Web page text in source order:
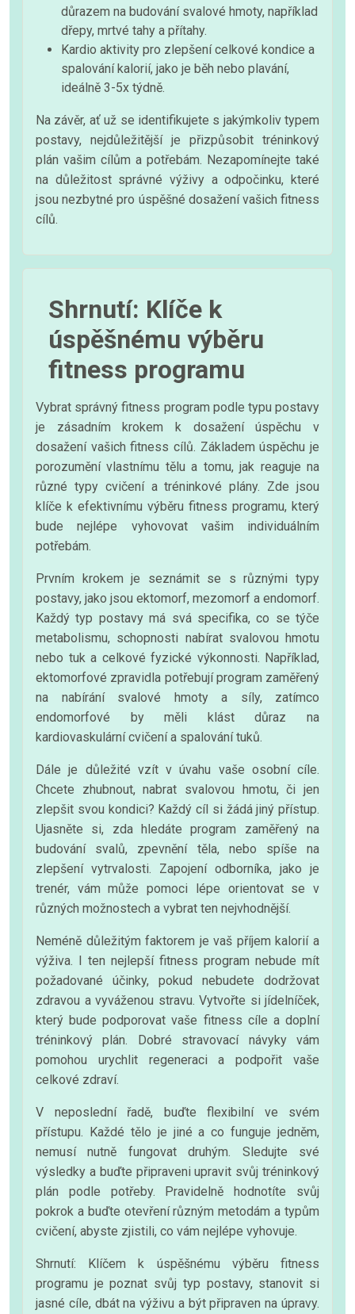
důrazem na budování svalové hmoty, například
dřepy, mrtvé tahy a přítahy.
Kardio aktivity pro zlepšení celkové kondice a
spalování kalorií, jako je běh nebo plavání,
ideálně 3-5x týdně.
Na závěr, ať už se identifikujete s jakýmkoliv typem
postavy, nejdůležitější je přizpůsobit tréninkový
plán vašim cílům a potřebám. Nezapomínejte také
na důležitost správné výživy a odpočinku, které
jsou nezbytné pro úspěšné dosažení vašich fitness
cílů.
Shrnutí: Klíče k
úspěšnému výběru
fitness programu
Vybrat správný fitness program podle typu postavy
je zásadním krokem k dosažení úspěchu v
dosažení vašich fitness cílů. Základem úspěchu je
porozumění vlastnímu tělu a tomu, jak reaguje na
různé typy cvičení a tréninkové plány. Zde jsou
klíče k efektivnímu výběru fitness programu, který
bude nejlépe vyhovovat vašim individuálním
potřebám.
Prvním krokem je seznámit se s různými typy
postavy, jako jsou ektomorf, mezomorf a endomorf.
Každý typ postavy má svá specifika, co se týče
metabolismu, schopnosti nabírat svalovou hmotu
nebo tuk a celkové fyzické výkonnosti. Například,
ektomorfové zpravidla potřebují program zaměřený
na nabírání svalové hmoty a síly, zatímco
endomorfové by měli klást důraz na
kardiovaskulární cvičení a spalování tuků.
Dále je důležité vzít v úvahu vaše osobní cíle.
Chcete zhubnout, nabrat svalovou hmotu, či jen
zlepšit svou kondici? Každý cíl si žádá jiný přístup.
Ujasněte si, zda hledáte program zaměřený na
budování svalů, zpevnění těla, nebo spíše na
zlepšení vytrvalosti. Zapojení odborníka, jako je
trenér, vám může pomoci lépe orientovat se v
různých možnostech a vybrat ten nejvhodnější.
Neméně důležitým faktorem je vaš příjem kalorií a
výživa. I ten nejlepší fitness program nebude mít
požadované účinky, pokud nebudete dodržovat
zdravou a vyváženou stravu. Vytvořte si jídelníček,
který bude podporovat vaše fitness cíle a doplní
tréninkový plán. Dobré stravovací návyky vám
pomohou urychlit regeneraci a podpořit vaše
celkové zdraví.
V neposlední řadě, buďte flexibilní ve svém
přístupu. Každé tělo je jiné a co funguje jedněm,
nemusí nutně fungovat druhým. Sledujte své
výsledky a buďte připraveni upravit svůj tréninkový
plán podle potřeby. Pravidelně hodnotíte svůj
pokrok a buďte otevření různým metodám a typům
cvičení, abyste zjistili, co vám nejlépe vyhovuje.
Shrnutí: Klíčem k úspěšnému výběru fitness
programu je poznat svůj typ postavy, stanovit si
jasné cíle, dbát na výživu a být připraven na úpravy.